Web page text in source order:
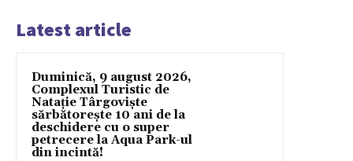
Latest article
Duminică, 9 august 2026,
Complexul Turistic de
Natație Târgoviște
sărbătorește 10 ani de la
deschidere cu o super
petrecere la Aqua Park-ul
din incintă!